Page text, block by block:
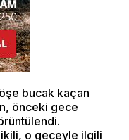
bucak kaçan
önceki gece
ikili, o geceyle ilgili